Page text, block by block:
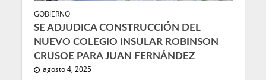
GOBIERNO
SE ADJUDICA CONSTRUCCIÓN DEL
NUEVO COLEGIO INSULAR ROBINSON
CRUSOE PARA JUAN FERNÁNDEZ
agosto 4, 2025